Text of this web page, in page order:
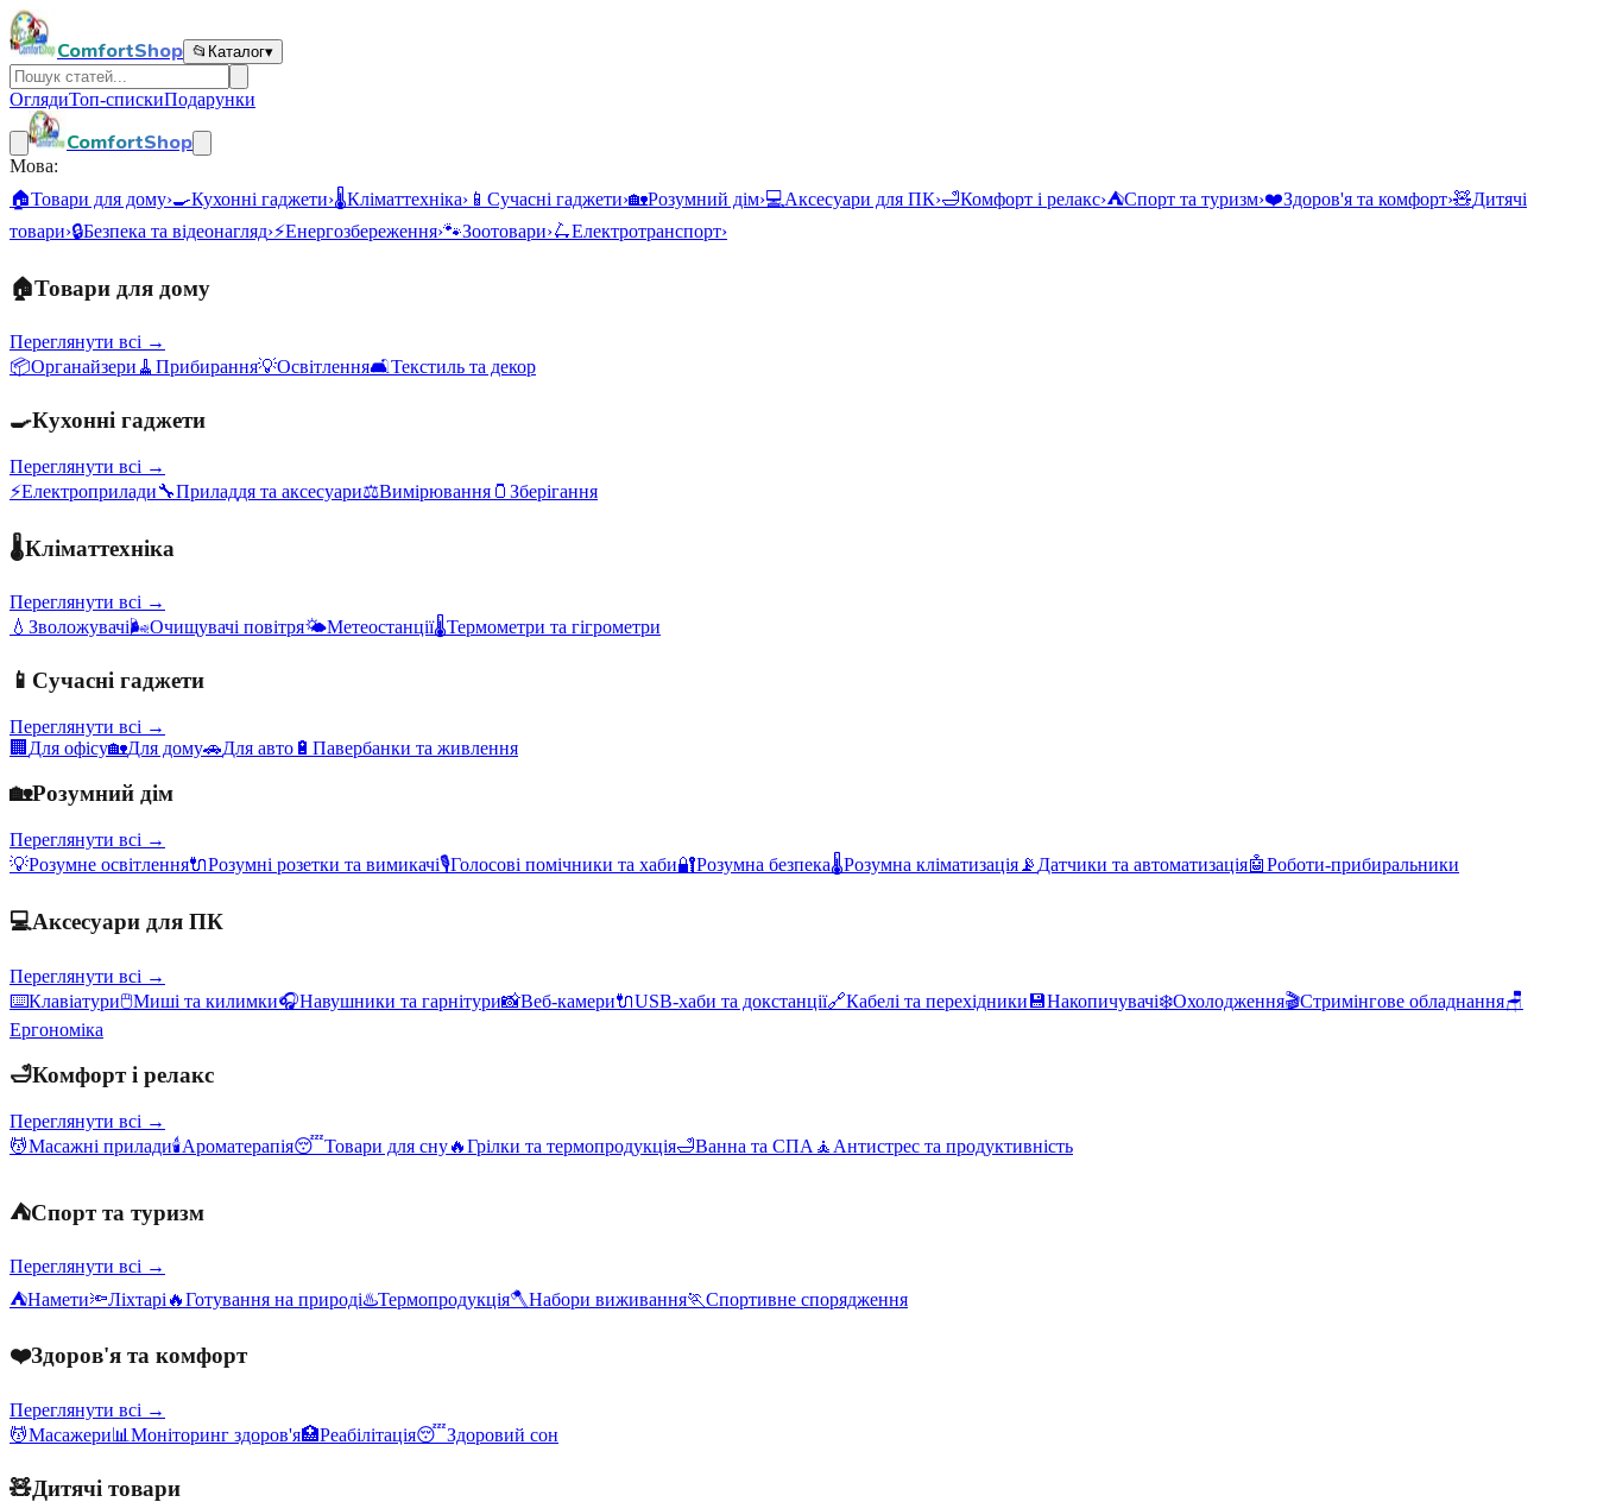
ComfortShop 📂 Каталог▾
ОглядиТоп-спискиПодарунки
ComfortShop
Мова:
🏠Товари для дому›🍳Кухонні гаджети›🌡️Кліматтехніка› 📱 Сучасні гаджети›🏡Розумний дім›💻Аксесуари для ПК›🛁Комфорт і релакс›⛺Спорт та туризм›❤️Здоров'я та комфорт›🧸Дитячі
товари›🔒Безпека та відеонагляд›⚡Енергозбереження›🐾Зоотовари›🛴Електротранспорт›
🏠Товари для дому
Переглянути всі →
📦Органайзери 🧹 Прибирання💡Освітлення🛋️Текстиль та декор
🍳Кухонні гаджети
Переглянути всі →
⚡Електроприлади🔧Приладдя та аксесуари⚖️Вимірювання 🫙 Зберігання
🌡️Кліматтехніка
Переглянути всі →
💧 Зволожувачі🌬️Очищувачі повітря🌤️Метеостанції🌡️Термометри та гігрометри
📱 Сучасні гаджети
Переглянути всі →
🏢 Для офісу🏡Для дому🚗Для авто 🔋 Павербанки та живлення
🏡Розумний дім
Переглянути всі →
💡Розумне освітлення🔌Розумні розетки та вимикачі🎙️Голосові помічники та хаби🔐Розумна безпека🌡️Розумна кліматизація 📡 Датчики та автоматизація🤖Роботи-прибиральники
💻Аксесуари для ПК
Переглянути всі →
⌨️Клавіатури🖱️Миші та килимки🎧Навушники та гарнітури📸Веб-камери🔌USB-хаби та докстанції🔗Кабелі та перехідники 💾Накопичувачі❄️Охолодження🎬Стримінгове обладнання🪑
Ергономіка
🛁Комфорт і релакс
Переглянути всі →
💆Масажні прилади🕯️Ароматерапія😴Товари для сну🔥Грілки та термопродукція🛁Ванна та СПА 🧘 Антистрес та продуктивність
⛺Спорт та туризм
Переглянути всі →
⛺Намети🔦Ліхтарі 🔥Готування на природі♨️Термопродукція🪓Набори виживання🏃Спортивне спорядження
❤️Здоров'я та комфорт
Переглянути всі →
💆Масажери📊 Моніторинг здоров'я🏥Реабілітація😴Здоровий сон
🧸Дитячі товари